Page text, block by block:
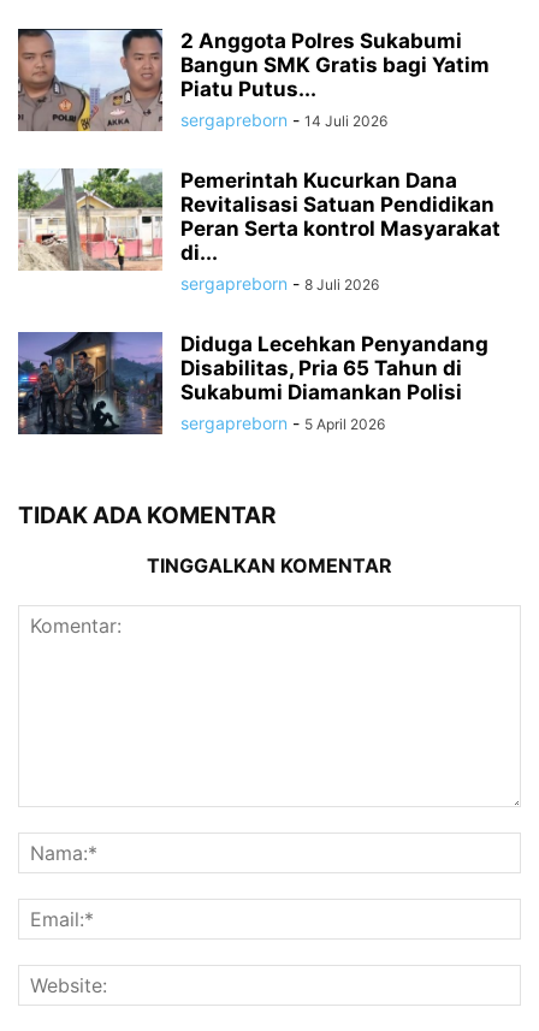
2 Anggota Polres Sukabumi
Bangun SMK Gratis bagi Yatim
Piatu Putus...
sergapreborn - 14 Juli 2026
Pemerintah Kucurkan Dana
Revitalisasi Satuan Pendidikan
Peran Serta kontrol Masyarakat
di...
sergapreborn - 8 Juli 2026
Diduga Lecehkan Penyandang
Disabilitas, Pria 65 Tahun di
Sukabumi Diamankan Polisi
sergapreborn - 5 April 2026
TIDAK ADA KOMENTAR
TINGGALKAN KOMENTAR